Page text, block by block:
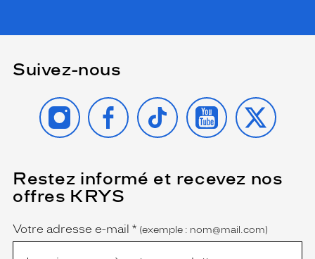
Suivez-nous
INSTAGRAMFACEBOOK
TIKTOK YOUTUBE
X
Restez informé et recevez nos
offres KRYS
Name
Votre adresse e-mail *
(Ce
champ
est
obligatoire)
(exemple : nom@mail.com)